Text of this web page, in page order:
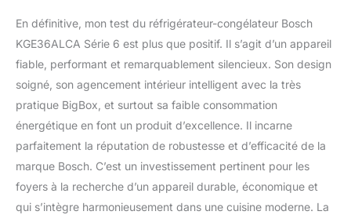
En définitive, mon test du réfrigérateur-congélateur Bosch
KGE36ALCA Série 6 est plus que positif. Il s’agit d’un appareil
fiable, performant et remarquablement silencieux. Son design
soigné, son agencement intérieur intelligent avec la très
pratique BigBox, et surtout sa faible consommation
énergétique en font un produit d’excellence. Il incarne
parfaitement la réputation de robustesse et d’efficacité de la
marque Bosch. C’est un investissement pertinent pour les
foyers à la recherche d’un appareil durable, économique et
qui s’intègre harmonieusement dans une cuisine moderne. La